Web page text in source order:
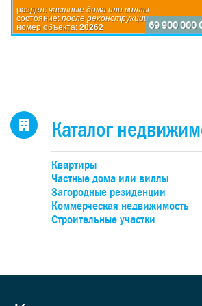
раздел:частные дома или виллы
состояние:после реконструкции
номер объекта:20262 69 900 000
Каталог
Квартиры
Частные дома или виллы
Загородные резиденции
Коммерческая недвижимость
Строительные участки